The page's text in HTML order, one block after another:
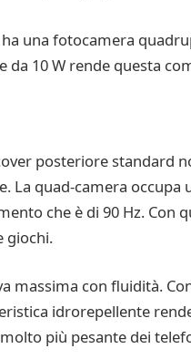
una fotocamera
10 W rende questa
posteriore standard
La quad-camera
che è di 90 Hz. Con
giochi.
massima con fluidità.
idrorepellente
più pesante dei